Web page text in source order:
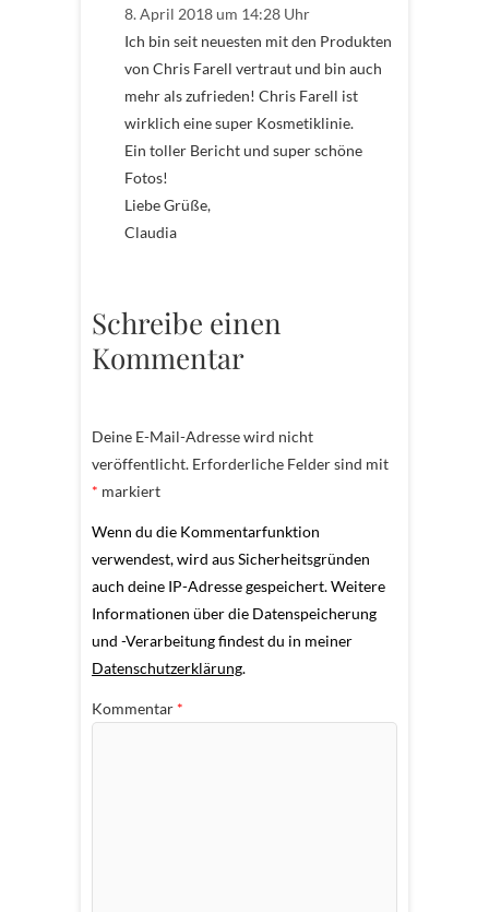
8. April 2018 um 14:28 Uhr
Ich bin seit neuesten mit den Produkten
von Chris Farell vertraut und bin auch
mehr als zufrieden! Chris Farell ist
wirklich eine super Kosmetiklinie.
Ein toller Bericht und super schöne
Fotos!
Liebe Grüße,
Claudia
Schreibe einen
Kommentar
Deine E-Mail-Adresse wird nicht
veröffentlicht. Erforderliche Felder sind mit
* markiert
Wenn du die Kommentarfunktion
verwendest, wird aus Sicherheitsgründen
auch deine IP-Adresse gespeichert. Weitere
Informationen über die Datenspeicherung
und -Verarbeitung findest du in meiner
Datenschutzerklärung.
Kommentar *